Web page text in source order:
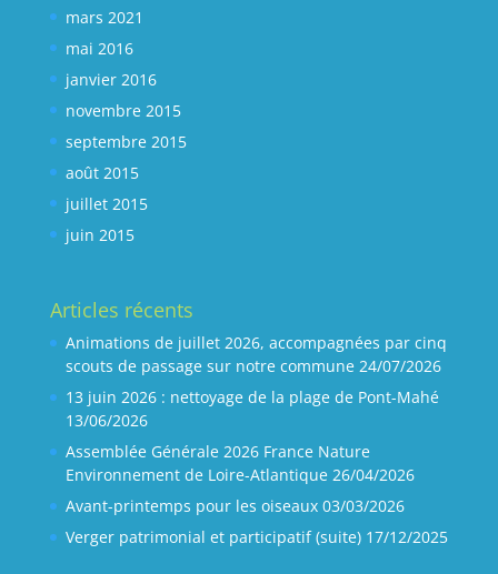
mars 2021
mai 2016
janvier 2016
novembre 2015
septembre 2015
août 2015
juillet 2015
juin 2015
Articles récents
Animations de juillet 2026, accompagnées par cinq
scouts de passage sur notre commune 24/07/2026
13 juin 2026 : nettoyage de la plage de Pont-Mahé
13/06/2026
Assemblée Générale 2026 France Nature
Environnement de Loire-Atlantique 26/04/2026
Avant-printemps pour les oiseaux 03/03/2026
Verger patrimonial et participatif (suite) 17/12/2025